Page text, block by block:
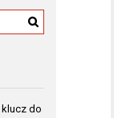
klucz do